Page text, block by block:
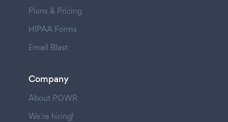
Plans & Pricing
HIPAA Forms
Email Blast
Company
About POWR
We're hiring!